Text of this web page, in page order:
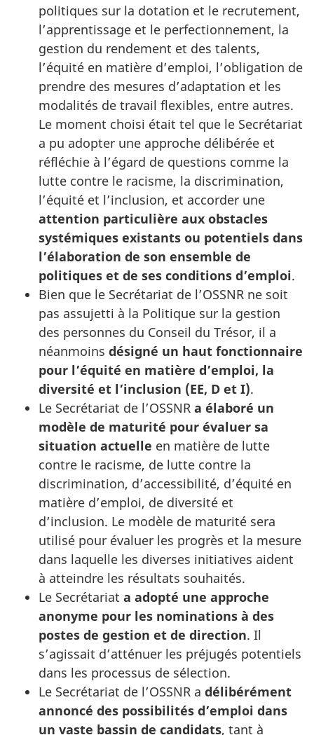
politiques sur la dotation et le recrutement,
l’apprentissage et le perfectionnement, la
gestion du rendement et des talents,
l’équité en matière d’emploi, l’obligation de
prendre des mesures d’adaptation et les
modalités de travail flexibles, entre autres.
Le moment choisi était tel que le Secrétariat
a pu adopter une approche délibérée et
réfléchie à l’égard de questions comme la
lutte contre le racisme, la discrimination,
l’équité et l’inclusion, et accorder une
attention particulière aux obstacles
systémiques existants ou potentiels dans
l’élaboration de son ensemble de
politiques et de ses conditions d’emploi.
Bien que le Secrétariat de l’OSSNR ne soit
pas assujetti à la Politique sur la gestion
des personnes du Conseil du Trésor, il a
néanmoins désigné un haut fonctionnaire
pour l’équité en matière d’emploi, la
diversité et l’inclusion (EE, D et I).
Le Secrétariat de l’OSSNR a élaboré un
modèle de maturité pour évaluer sa
situation actuelle en matière de lutte
contre le racisme, de lutte contre la
discrimination, d’accessibilité, d’équité en
matière d’emploi, de diversité et
d’inclusion. Le modèle de maturité sera
utilisé pour évaluer les progrès et la mesure
dans laquelle les diverses initiatives aident
à atteindre les résultats souhaités.
Le Secrétariat a adopté une approche
anonyme pour les nominations à des
postes de gestion et de direction. Il
s’agissait d’atténuer les préjugés potentiels
dans les processus de sélection.
Le Secrétariat de l’OSSNR a délibérément
annoncé des possibilités d’emploi dans
un vaste bassin de candidats, tant à